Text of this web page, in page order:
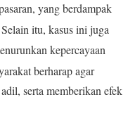
yang berdampak
itu, kasus ini juga
kepercayaan
berharap agar
serta memberikan efek